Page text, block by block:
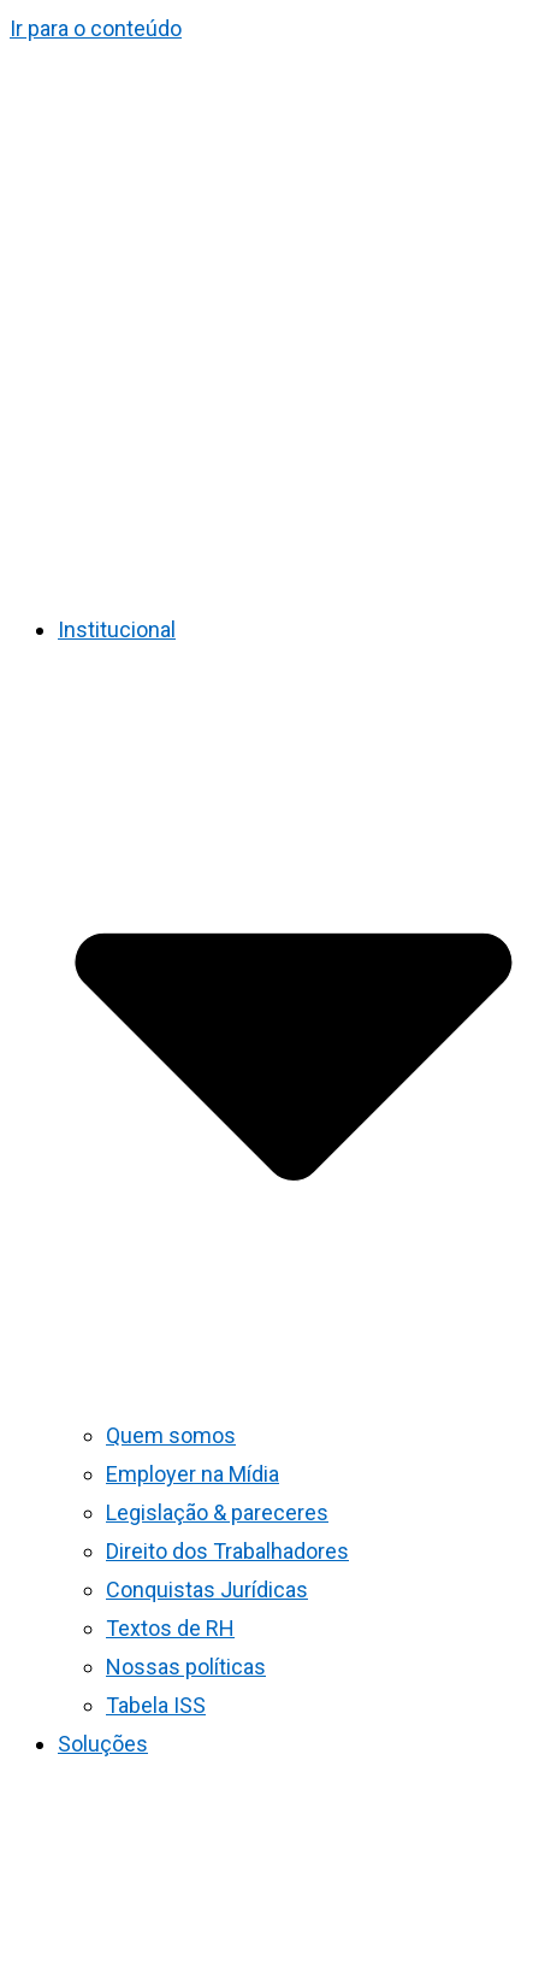
Ir para o conteúdo
Institucional
Quem somos
Employer na Mídia
Legislação & pareceres
Direito dos Trabalhadores
Conquistas Jurídicas
Textos de RH
Nossas políticas
Tabela ISS
Soluções